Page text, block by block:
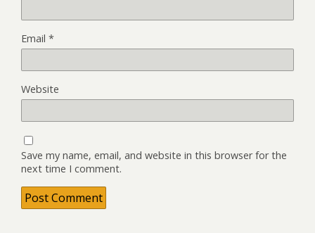
Email *
Website
Save my name, email, and website in this browser for the
next time I comment.